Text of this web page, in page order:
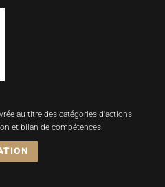
au titre des catégories d'actions
et bilan de compétences.